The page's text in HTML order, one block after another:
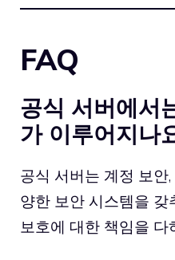
FAQ
공식 서버에서
가 이루어지나
공식 서버는 계정 보안
양한 보안 시스템을 갖
보호에 대한 책임을 다